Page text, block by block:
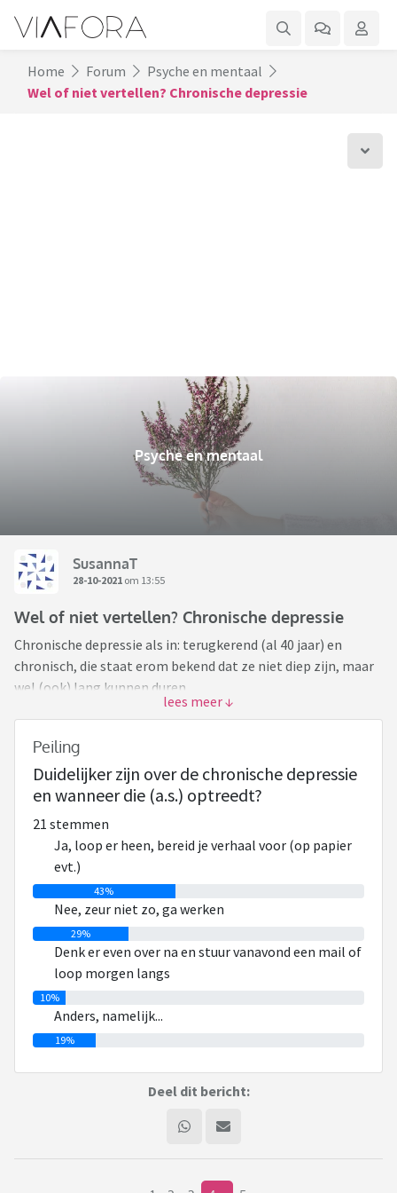
Home Forum
Psyche en mentaal
Wel of niet vertellen? Chronische depressie
Psyche en mentaal
SusannaT
28-10-2021 om 13:55
Wel of niet vertellen? Chronische depressie
Chronische depressie als in: terugkerend (al 40 jaar) en
chronisch, die staat erom bekend dat ze niet diep zijn, maar
wel (ook) lang kunnen duren.
Huidige situatie: zie dit draadje,
doen-met-een-off-day?page=1#22
Ik heb een berg tekst onderaan geplempt (dus niet de
openingspost), 28-10.
wel/niet vertellen is iets waar ik altijd wel mee zit, en juist in
situaties als deze moet ik daar wat van vinden (en wel/niet
vertellen) terwijl ik niet goed in staat ben keuzes te maken
en de consequenties daarvan overzien.
Ik wil liever nooit iets vertellen, want ik wil normaal zijn. Ik
heb bijvoorbeeld wel aan goede vriendinnen verteld dat ik
medicatie slik hiervoor en verder heb ik het er niet over met
hen, ik ga niet elk dal delen, gezeur waar niemand iets aan
Mijn ouder weet hier veel van, en afhankelijk van de
hoeveelheid sh*t op zijn eigen bord gooi ik daar ook weleens
wat neer. En tegen mijn zussen kan ik ook zeggen: gaat ff
Werkgever vind ik lastig. Ouder is daar duidelijk in: niet, nooit,
Peiling
Duidelijker zijn over de chronische depressie
en wanneer die (a.s.) optreedt?
21 stemmen
Ja, loop er heen, bereid je verhaal voor (op papier
evt.)
43%
Nee, zeur niet zo, ga werken
29%
Denk er even over na en stuur vanavond een mail of
loop morgen langs
10%
Anders, namelijk...
19%
Deel dit bericht: